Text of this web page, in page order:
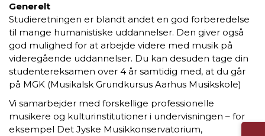
Generelt
Studieretningen er blandt andet en god forberedelse
til mange humanistiske uddannelser. Den giver også
god mulighed for at arbejde videre med musik på
videregående uddannelser. Du kan desuden tage din
studentereksamen over 4 år samtidig med, at du går
på MGK (Musikalsk Grundkursus Aarhus Musikskole)
Vi samarbejder med forskellige professionelle
musikere og kulturinstitutioner i undervisningen – for
eksempel Det Jyske Musikkonservatorium,